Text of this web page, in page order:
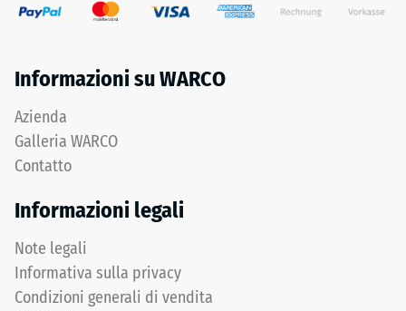
Informazioni su WARCO
Azienda
Galleria WARCO
Contatto
Informazioni legali
Note legali
Informativa sulla privacy
Condizioni generali di vendita